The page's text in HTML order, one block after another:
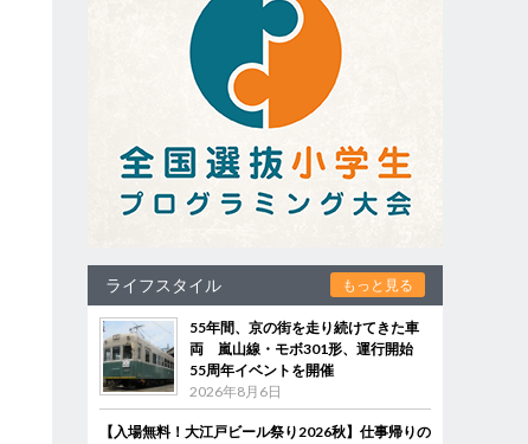
ライフスタイル もっと見る
55年間、京の街を走り続けてきた車
両 嵐山線・モボ301形、運行開始
55周年イベントを開催
2026年8月6日
【入場無料！大江戸ビール祭り2026秋】仕事帰りの